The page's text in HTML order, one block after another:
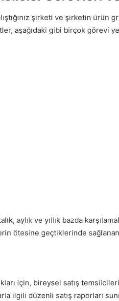
şirketi ve şirketin ürün
aşağıdaki gibi birçok görevi
aylık ve yıllık bazda
ötesine geçtiklerinde
için, bireysel satış
ilgili düzenli satış raporları